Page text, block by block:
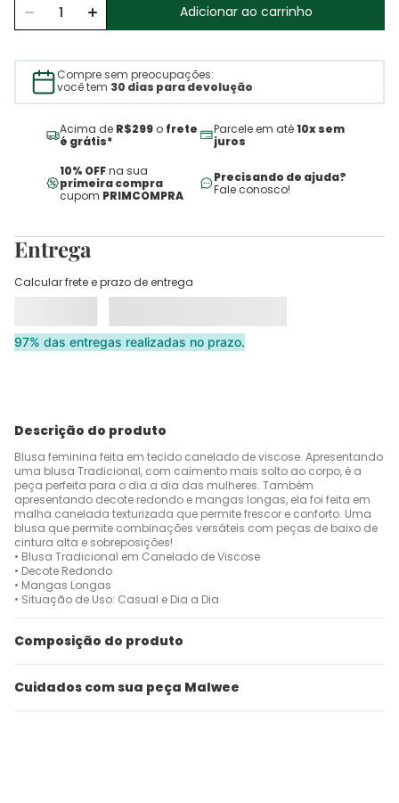
Adicionar ao carrinho
Compre sem preocupações:
você tem 30 dias para devolução
Acima de R$299 o frete
é grátis*
Parcele em até10x sem
juros
10% OFFna sua
primeira compra
cupom PRIMCOMPRA
Precisando de ajuda?
Fale conosco!
Entrega
Calcular frete e prazo de entrega
97% das entregas realizadas no prazo.
Descrição do produto
Blusa feminina feita em tecido canelado de viscose. Apresentando
uma blusa Tradicional, com caimento mais solto ao corpo, é a
peça perfeita para o dia a dia das mulheres. Também
apresentando decote redondo e mangas longas, ela foi feita em
malha canelada texturizada que permite frescor e conforto. Uma
blusa que permite combinações versáteis com peças de baixo de
cintura alta e sobreposições!
• Blusa Tradicional em Canelado de Viscose
• Decote Redondo
• Mangas Longas
• Situação de Uso: Casual e Dia a Dia
Composição do produto
Cuidados com sua peça Malwee